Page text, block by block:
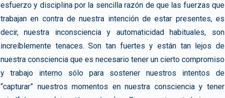
esfuerzo y disciplina por la sencilla razón de que las fuerzas que
trabajan en contra de nuestra intención de estar presentes, es
decir, nuestra inconsciencia y automaticidad habituales, son
increíblemente tenaces. Son tan fuertes y están tan lejos de
nuestra consciencia que es necesario tener un cierto compromiso
y trabajo interno sólo para sostener nuestros intentos de
“capturar” nuestros momentos en nuestra consciencia y tener